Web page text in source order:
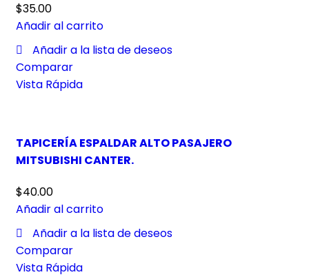
$35.00
Añadir al carrito
Añadir a la lista de deseos
Comparar
Vista Rápida
TAPICERÍA ESPALDAR ALTO PASAJERO
MITSUBISHI CANTER.
$40.00
Añadir al carrito
Añadir a la lista de deseos
Comparar
Vista Rápida